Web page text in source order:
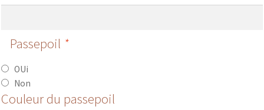
Passepoil *
OUi
Non
Couleur du passepoil